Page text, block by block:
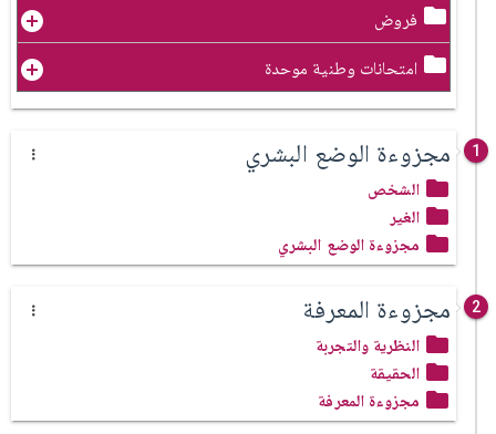
فروض
امتحانات وطنية موحدة
1 مجزوءة الوضع البشري
الشخص
الغير
مجزوءة الوضع البشري
2 مجزوءة المعرفة
النظرية والتجربة
الحقيقة
مجزوءة المعرفة